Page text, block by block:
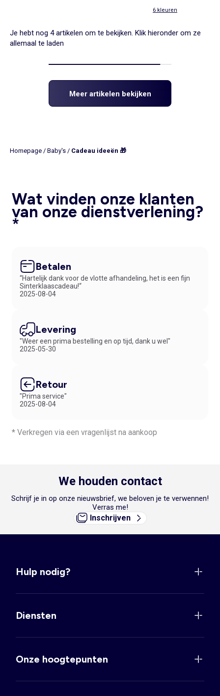
6 kleuren
Je hebt nog 4 artikelen om te bekijken. Klik hieronder om ze
allemaal te laden
Meer artikelen bekijken
Homepage / Baby's / Cadeau ideeën 🎁
Wat vinden onze klanten
van onze dienstverlening?
*
Betalen
“Hartelijk dank voor de vlotte afhandeling, het is een fijn
Sinterklaascadeau!“
2025-08-04
Levering
"Weer een prima bestelling en op tijd, dank u wel"
2025-05-30
Retour
"Prima service"
2025-08-04
* Verkregen via een vragenlijst na aankoop
We houden contact
Schrijf je in op onze nieuwsbrief, we beloven je te verwennen!
Verras me!
Inschrijven
Hulp nodig?
Diensten
Onze hoogtepunten